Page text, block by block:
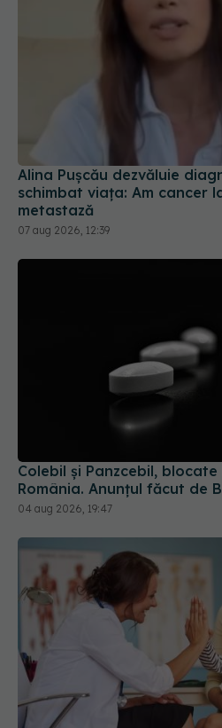
Alina Pușcău dezvăluie
schimbat viața: Am cancer
metastază
07 aug 2026, 12:39
Colebil și Panzcebil,
România. Anunțul făcut de
04 aug 2026, 19:47